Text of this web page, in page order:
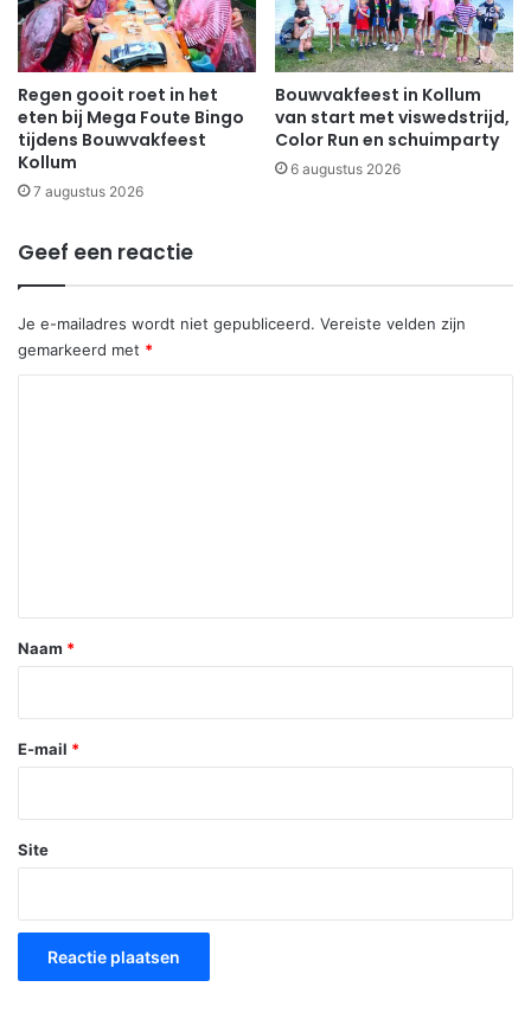
Regen gooit roet in het
eten bij Mega Foute Bingo
tijdens Bouwvakfeest
Kollum
7 augustus 2026
Bouwvakfeest in Kollum
van start met viswedstrijd,
Color Run en schuimparty
6 augustus 2026
Geef een reactie
Je e-mailadres wordt niet gepubliceerd. Vereiste velden zijn
gemarkeerd met *
*
Naam *
E-mail *
Site